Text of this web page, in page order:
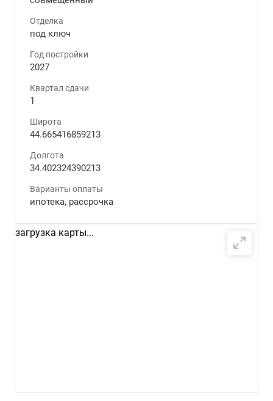
Отделка
под ключ
Год постройки
2027
Квартал сдачи
1
Широта
44.665416859213
Долгота
34.402324390213
Варианты оплаты
ипотека, рассрочка
загрузка карты...